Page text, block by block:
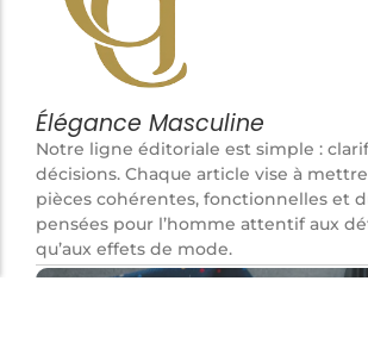
Élégance Masculine
Notre ligne éditoriale est simple :
décisions. Chaque article vise à
pièces cohérentes, fonctionnelles et
pensées pour l’homme attentif aux
qu’aux effets de mode.